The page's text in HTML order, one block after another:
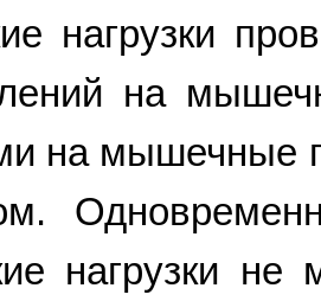
нагрузки
на
на мышечные
нагрузки